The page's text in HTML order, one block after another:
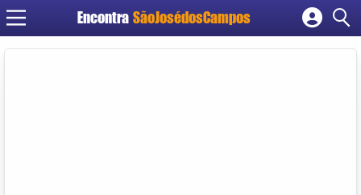
Encontra SãoJosédosCampos
Cadastrar empresa